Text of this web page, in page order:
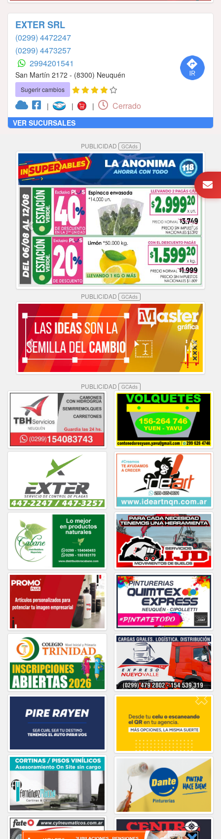
EXTER SRL
(0299) 4472247
(0299) 4473257
2994201541
San Martín 2172 - (8300) Neuquén
Sugerir cambios
| | | Cerrado
VER SUCURSALES
PUBLICIDAD GCAds
PUBLICIDAD GCAds
PUBLICIDAD GCAds